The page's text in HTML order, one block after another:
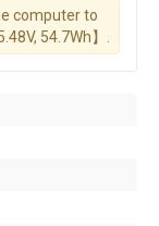
computer to
54.7Wh】.